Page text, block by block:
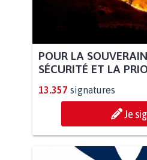
POUR LA
SÉCURITÉ ET LA
13.357 signatures
Je